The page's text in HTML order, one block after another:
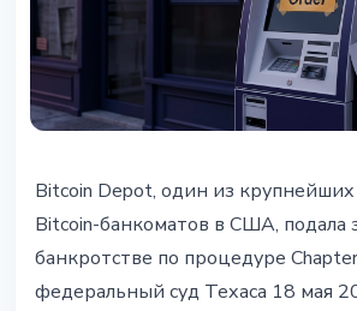
Bitcoin Depot подала
банкротство: 9 000
отключены, акции
Bitcoin Depot, один из
Bitcoin-банкоматов в США, подала
банкротстве по процедуре
федеральный суд Техаса 18 мая